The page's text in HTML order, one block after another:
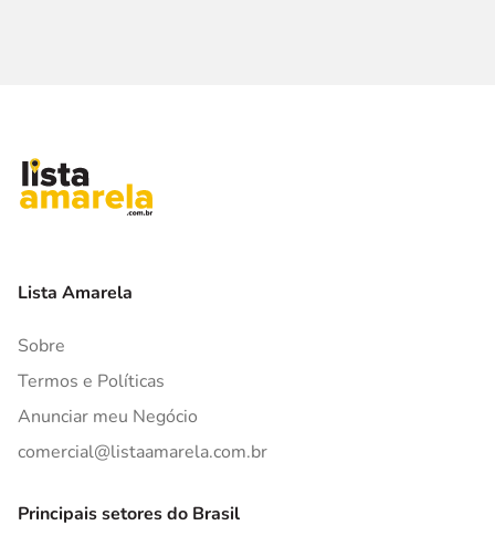
Lista Amarela
Sobre
Termos e Políticas
Anunciar meu Negócio
comercial@listaamarela.com.br
Principais setores do Brasil